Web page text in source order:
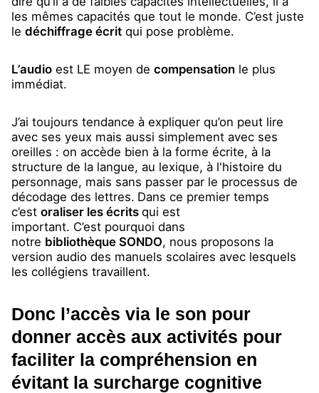
les mêmes capacités que tout le monde. C’est juste
le déchiffrage écrit qui pose problème.
L’audio est LE moyen de compensation le plus
immédiat.
J’ai toujours tendance à expliquer qu’on peut lire
avec ses yeux mais aussi simplement avec ses
oreilles : on accède bien à la forme écrite, à la
structure de la langue, au lexique, à l'histoire du
personnage, mais sans passer par le processus de
décodage des lettres. Dans ce premier temps
c’est oraliser les écrits qui est
important. C’est pourquoi dans
notre bibliothèque SONDO, nous proposons la
version audio des manuels scolaires avec lesquels
les collégiens travaillent.
Donc l’accès via le son pour
donner accès aux activités pour
faciliter la compréhension en
évitant la surcharge cognitive